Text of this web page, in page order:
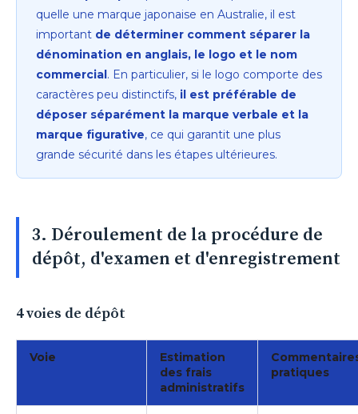
quelle une marque japonaise en Australie, il est
important de déterminer comment séparer la
dénomination en anglais, le logo et le nom
commercial. En particulier, si le logo comporte des
caractères peu distinctifs, il est préférable de
déposer séparément la marque verbale et la
marque figurative, ce qui garantit une plus
grande sécurité dans les étapes ultérieures.
3. Déroulement de la procédure de
dépôt, d'examen et d'enregistrement
4 voies de dépôt
Voie
Estimation
des frais
administratifs
pratiques